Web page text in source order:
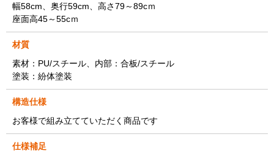
幅58cm、奥行59cm、高さ79～89cｍ
座面高45～55cｍ
材質
素材：PU/スチール、内部：合板/スチール
塗装：紛体塗装
構造仕様
お客様で組み立てていただく商品です
仕様補足